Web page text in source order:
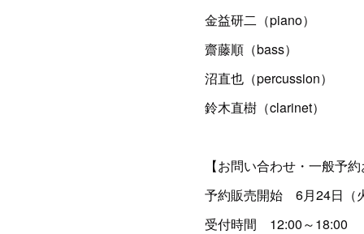
金益研二（piano）
齋藤順（bass）
沼直也（percussion）
鈴木直樹（clarinet）
【お問い合わせ・一般予約
予約販売開始 6月24日（
受付時間 12:00～18:00